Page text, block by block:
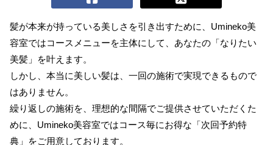
髪が本来が持っている美しさを引き出すために、Umineko美
容室ではコースメニューを主体にして、あなたの「なりたい
美髪」を叶えます。
しかし、本当に美しい髪は、一回の施術で実現できるもので
はありません。
繰り返しの施術を、理想的な間隔でご提供させていただくた
めに、Umineko美容室ではコース毎にお得な「次回予約特
典」をご用意しております。